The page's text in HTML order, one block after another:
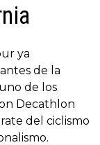
ya
de la
de los
Decathlon
del ciclismo